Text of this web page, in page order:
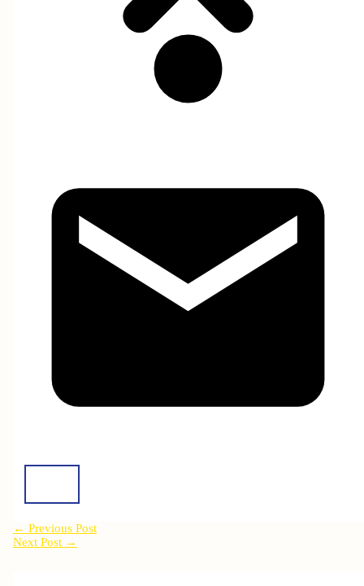
← Previous Post
Next Post →